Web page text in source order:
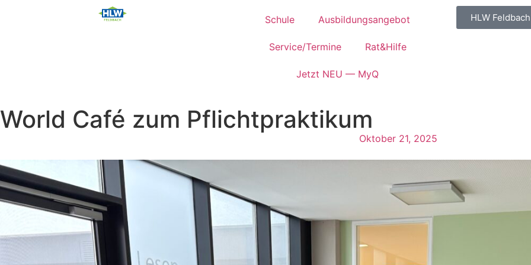
Schule Ausbildungsangebot
Service/Termine Rat&Hilfe
Jetzt NEU — MyQ
HLW
World Café zum Pflichtpraktikum
Oktober 21, 2025